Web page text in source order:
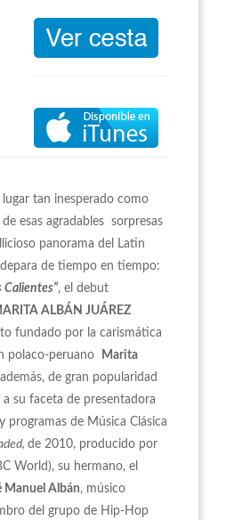
tan inesperado como
esas agradables sorpresas
panorama del Latin
de tiempo en tiempo:
Calientes”, el debut
ALBÁN JUÁREZ
fundado por la carismática
polaco-peruano
Marita
de gran popularidad
a su faceta de presentadora
programas de Música Clásica
de 2010, producido por
World), su hermano, el
Manuel Albán, músico
del grupo de Hip-Hop